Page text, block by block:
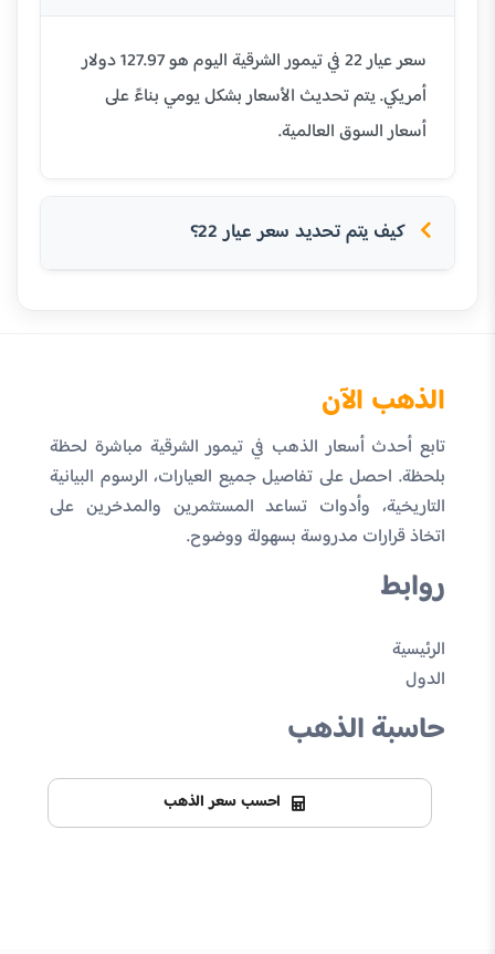
سعر عيار 22 في تيمور الشرقية اليوم هو 127.97 دولار
أمريكي. يتم تحديث الأسعار بشكل يومي بناءً على
أسعار السوق العالمية.
كيف يتم تحديد سعر عيار 22؟
الذهب الآن
تابع أحدث أسعار الذهب في تيمور الشرقية مباشرة لحظة
بلحظة. احصل على تفاصيل جميع العيارات، الرسوم البيانية
التاريخية، وأدوات تساعد المستثمرين والمدخرين على
اتخاذ قرارات مدروسة بسهولة ووضوح.
روابط
الرئيسية
الدول
حاسبة الذهب
احسب سعر الذهب